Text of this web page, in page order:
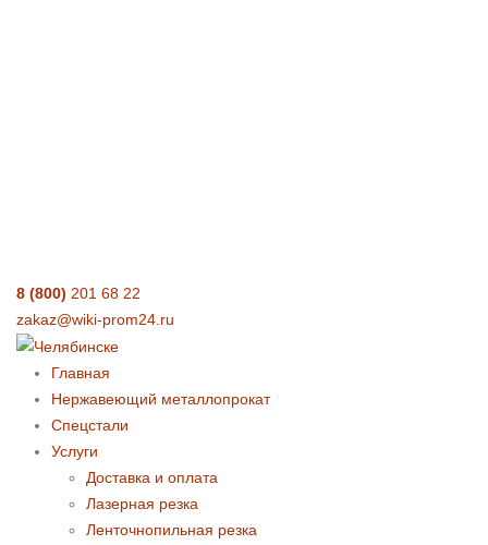
8 (800) 201 68 22
zakaz@wiki-prom24.ru
Главная
Нержавеющий металлопрокат
Спецстали
Услуги
Доставка и оплата
Лазерная резка
Ленточнопильная резка